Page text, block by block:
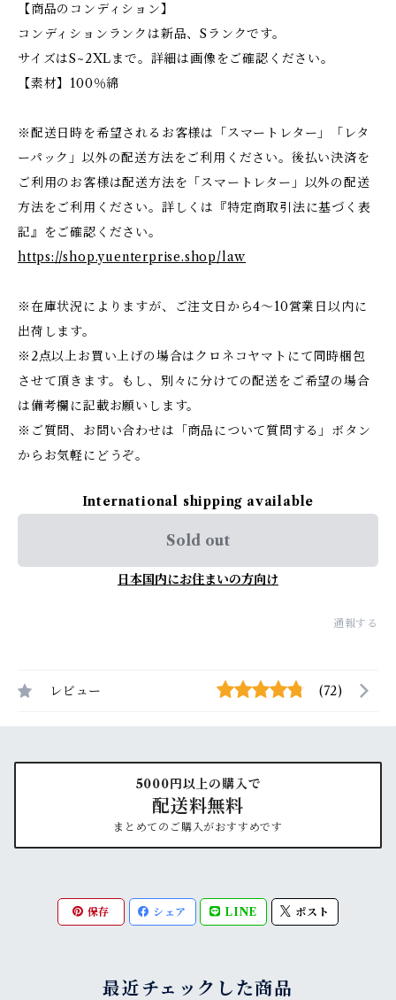
【商品のコンディション】
コンディションランクは新品、Sランクです。
サイズはS~2XLまで。詳細は画像をご確認ください。
【素材】100％綿
※配送日時を希望されるお客様は「スマートレター」「レタ
ーパック」以外の配送方法をご利用ください。後払い決済を
ご利用のお客様は配送方法を「スマートレター」以外の配送
方法をご利用ください。詳しくは『特定商取引法に基づく表
記』をご確認ください。
https://shop.yuenterprise.shop/law
※在庫状況によりますが、ご注文日から4～10営業日以内に
出荷します。
※2点以上お買い上げの場合はクロネコヤマトにて同時梱包
させて頂きます。もし、別々に分けての配送をご希望の場合
は備考欄に記載お願いします。
※ご質問、お問い合わせは「商品について質問する」ボタン
からお気軽にどうぞ。
International shipping available
Sold out
日本国内にお住まいの方向け
通報する
レビュー (72)
5000円以上の購入で
配送料無料
まとめてのご購入がおすすめです
保存 シェア LINE ポスト
最近チェックした商品